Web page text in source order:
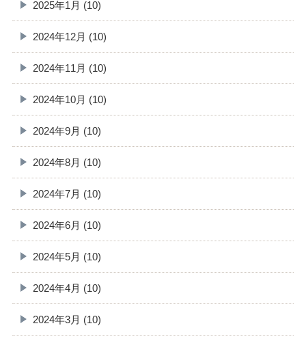
2025年1月 (10)
2024年12月 (10)
2024年11月 (10)
2024年10月 (10)
2024年9月 (10)
2024年8月 (10)
2024年7月 (10)
2024年6月 (10)
2024年5月 (10)
2024年4月 (10)
2024年3月 (10)